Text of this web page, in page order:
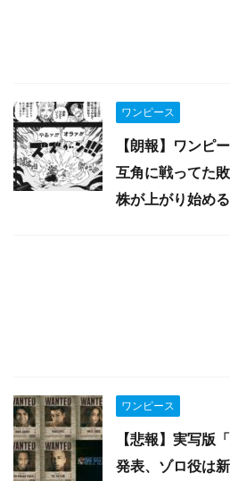
ワンピース
【朗報】ワンピ
互角に戦ってた
株が上がり始め
ワンピース
【悲報】実写版
発表、ゾロ役は